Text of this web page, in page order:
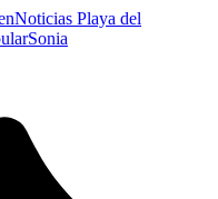
Noticias Playa del
Sonia